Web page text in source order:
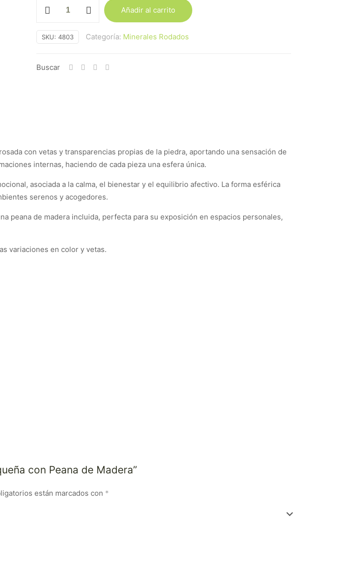
Cuarzo
Rosa
Pequeña
Peana
Añadir al carrito
SKU: 4803 Categoría: Minerales Rodados
Buscar
con vetas y transparencias propias de la piedra, aportando una sensación de
internas, haciendo de cada pieza una esfera única.
asociada a la calma, el bienestar y el equilibrio afectivo. La forma esférica
serenos y acogedores.
peana de madera incluida, perfecta para su exposición en espacios personales,
variaciones en color y vetas.
con Peana de Madera”
están marcados con *